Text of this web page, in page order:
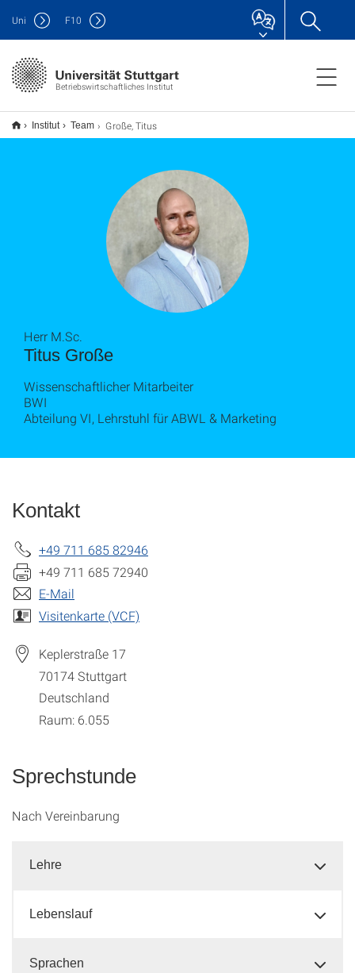
Betriebswirtschaftliches Institut
Uni F10
Institut Team Große, Titus
Titus Große
Herr M.Sc.
Wissenschaftlicher Mitarbeiter
BWI
Abteilung VI, Lehrstuhl für ABWL & Marketing
Kontakt
+49 711 685 82946
+49 711 685 72940
E-Mail
Visitenkarte (VCF)
Keplerstraße 17
70174Stuttgart
Deutschland
Raum: 6.055
Sprechstunde
Nach Vereinbarung
Lehre
Lebenslauf
Sprachen